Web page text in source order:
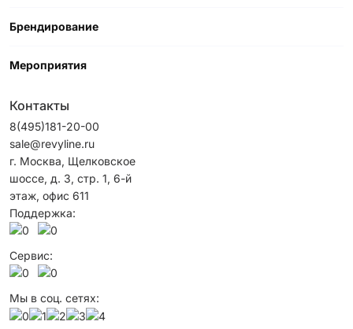
Брендирование
Мероприятия
Контакты
8(495)181-20-00
sale@revyline.ru
г. Москва, Щелковское
шоссе, д. 3, стр. 1, 6-й
этаж, офис 611
Поддержка:
Сервис:
Мы в соц. сетях: